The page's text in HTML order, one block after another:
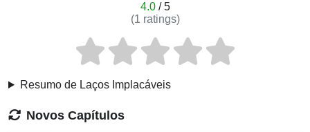
4.0/ 5
(1 ratings)
Resumo de Laços Implacáveis
Novos Capítulos